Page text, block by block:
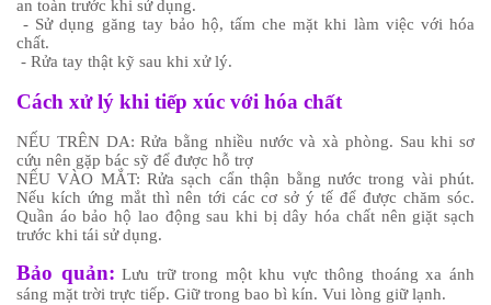
an toàn trước khi sử dụng.
- Sử dụng găng tay bảo hộ, tấm che mặt khi làm việc với hóa
chất.
- Rửa tay thật kỹ sau khi xử lý.
Cách xử lý khi tiếp xúc với hóa chất
NẾU TRÊN DA: Rửa bằng nhiều nước và xà phòng. Sau khi sơ
cứu nên gặp bác sỹ để được hỗ trợ
NẾU VÀO MẮT: Rửa sạch cẩn thận bằng nước trong vài phút.
Nếu kích ứng mắt thì nên tới các cơ sở ý tế để được chăm sóc.
Quần áo bảo hộ lao động sau khi bị dây hóa chất nên giặt sạch
trước khi tái sử dụng.
Bảo quản: Lưu trữ trong một khu vực thông thoáng xa ánh
sáng mặt trời trực tiếp. Giữ trong bao bì kín. Vui lòng giữ lạnh.